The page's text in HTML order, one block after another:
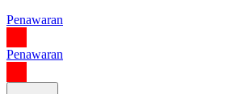
Penawaran
Penawaran